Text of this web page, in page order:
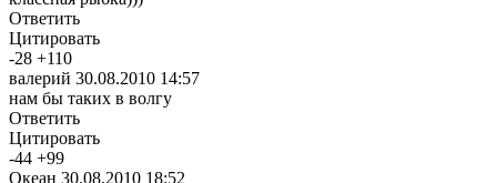
Ответить
Цитировать
-28 +110
валерий 30.08.2010 14:57
нам бы таких в волгу
Ответить
Цитировать
-44 +99
Океан 30.08.2010 18:52